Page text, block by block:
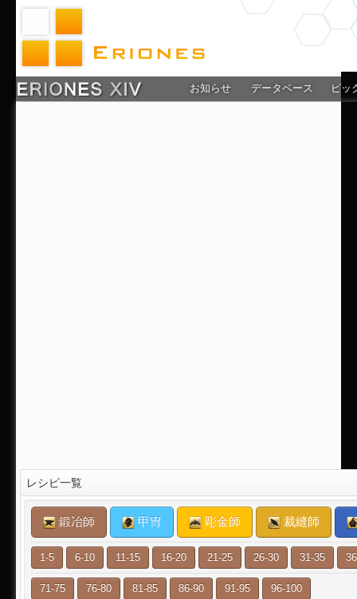
お知らせ データベース ピッ
レシピ一覧
鍛冶師 甲冑 彫金師 裁縫師
1-5 6-10 11-15 16-20 21-25 26-30 31-35
71-75 76-80 81-85 86-90 91-95 96-100